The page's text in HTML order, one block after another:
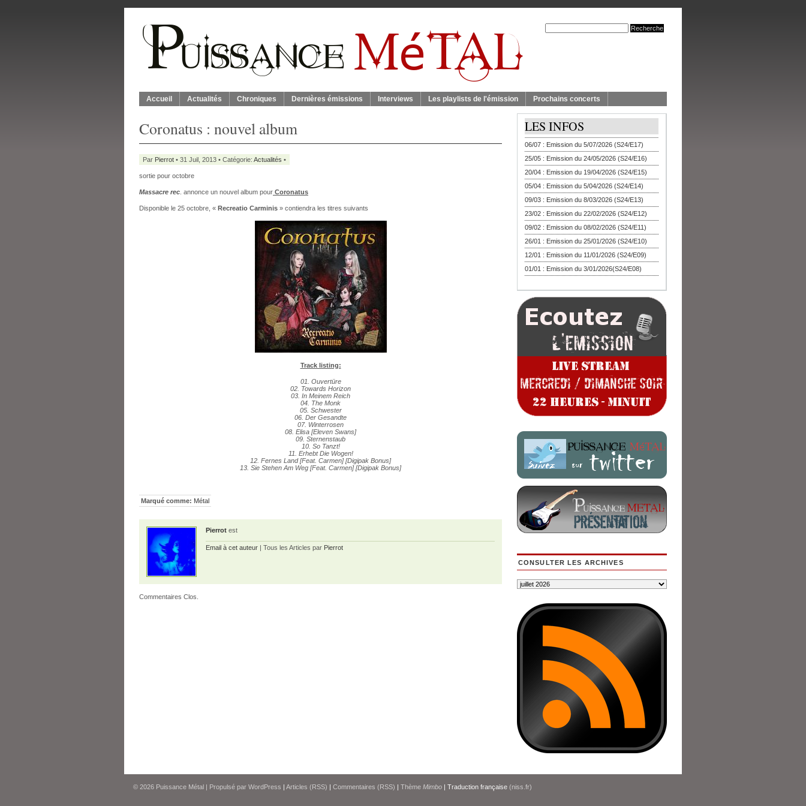
Accueil Actualités Chroniques Dernières émissions Interviews Les playlists de l'émission Prochains concerts
Coronatus : nouvel album
Par Pierrot • 31 Juil, 2013 • Catégorie: Actualités •
sortie pour octobre
Massacre rec . annonce un nouvel album pour Coronatus
Disponible le 25 octobre, « Recreatio Carminis » contiendra les titres suivants
Track listing:
01. Ouvertüre
02. Towards Horizon
03. In Meinem Reich
04. The Monk
05. Schwester
06. Der Gesandte
07. Winterrosen
08. Elisa [Eleven Swans]
09. Sternenstaub
10. So Tanzt!
11. Erhebt Die Wogen!
12. Fernes Land [Feat. Carmen] [Digipak Bonus]
13. Sie Stehen Am Weg [Feat. Carmen] [Digipak Bonus]
Marqué comme: Métal
Pierrot est
Email à cet auteur | Tous les Articles par Pierrot
Commentaires Clos.
LES INFOS
06/07 : Emission du 5/07/2026 (S24/E17)
25/05 : Emission du 24/05/2026 (S24/E16)
20/04 : Emission du 19/04/2026 (S24/E15)
05/04 : Emission du 5/04/2026 (S24/E14)
09/03 : Emission du 8/03/2026 (S24/E13)
23/02 : Emission du 22/02/2026 (S24/E12)
09/02 : Emission du 08/02/2026 (S24/E11)
26/01 : Emission du 25/01/2026 (S24/E10)
12/01 : Emission du 11/01/2026 (S24/E09)
01/01 : Emission du 3/01/2026(S24/E08)
CONSULTER LES ARCHIVES
© 2026 Puissance Métal | Propulsé par WordPress | Articles (RSS) | Commentaires (RSS) | Thème Mimbo | Traduction française (niss.fr)